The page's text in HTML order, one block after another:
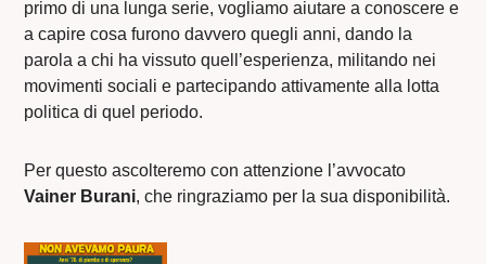
primo di una lunga serie, vogliamo aiutare a conoscere e
a capire cosa furono davvero quegli anni, dando la
parola a chi ha vissuto quell’esperienza, militando nei
movimenti sociali e partecipando attivamente alla lotta
politica di quel periodo.
Per questo ascolteremo con attenzione l’avvocato
Vainer Burani, che ringraziamo per la sua disponibilità.